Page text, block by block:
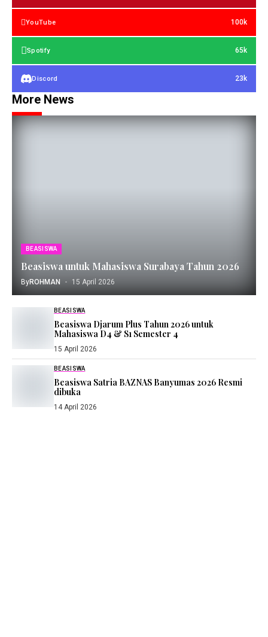
YouTube 100k
Spotify 65k
Discord 23k
More News
BEASISWA
Beasiswa untuk Mahasiswa Surabaya Tahun 2026
ByROHMAN 15 April 2026
BEASISWA
Beasiswa Djarum Plus Tahun 2026 untuk
Mahasiswa D4 & S1 Semester 4
15 April 2026
BEASISWA
Beasiswa Satria BAZNAS Banyumas 2026 Resmi
dibuka
14 April 2026